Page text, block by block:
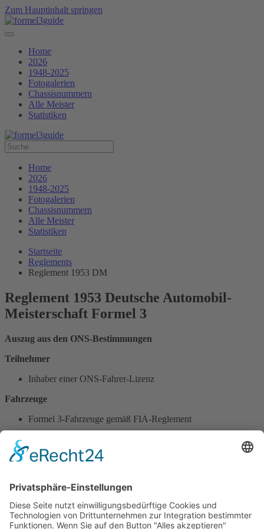
Zum Hauptinhalt springen
Home
2026
1948-2025
Fotogalerien
Chassisnummern
Alle Meister
Statistiken
Home
2026
1948-2025
Fotogalerien
Chassisnummern
Alle Meister
Statistiken
Startseite
Reglements
Reglement 1953 DM
Reglement 1953 Deutsche Automobil-
Meisterschaft Formel 3
Auszug aus den ONS-Bestimmungen
Teilnehmer
Inhaber einer ONS-Fahrer-Lizenz
Fahrzeuge
Formel 3-Fahrzeuge gemäß FIA-Reglement
Mindestgewicht
200 kg ohne Fahrer
Durchführung der Wertungsläufe: